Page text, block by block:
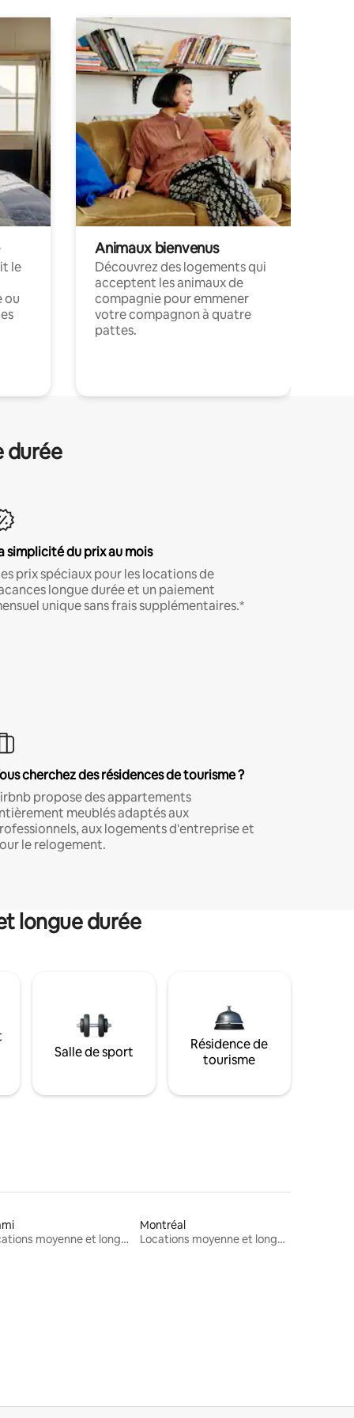
le
ou
Animaux bienvenus
Découvrez des logements qui
acceptent les animaux de
compagnie pour emmener
votre compagnon à quatre
pattes.
durée
simplicité du prix au mois
prix spéciaux pour les locations de
longue durée et un paiement
unique sans frais supplémentaires.*
cherchez des résidences de tourisme ?
propose des appartements
meublés adaptés aux
aux logements d'entreprise et
le relogement.
longue durée
Salle de sport
Résidence de
tourisme
Locations moyenne et longue durée
Montréal
Locations moyenne et longue durée